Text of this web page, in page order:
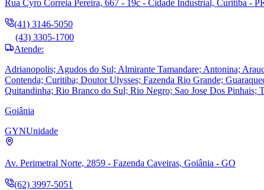
Rua Cyro Correia Pereira, 667 - 19c - Cidade Industrial, Curitiba -
(41) 3146-5050
(43) 3305-1700
Atende:
Adrianopolis; Agudos do Sul; Almirante Tamandare; Antonina;
Contenda; Curitiba; Doutor Ulysses; Fazenda Rio Grande;
Quitandinha; Rio Branco do Sul; Rio Negro; Sao Jose Dos Pinhais;
Goiânia
GYNUnidade
Av. Perimetral Norte, 2859 - Fazenda Caveiras, Goiânia - GO
(62) 3997-5051